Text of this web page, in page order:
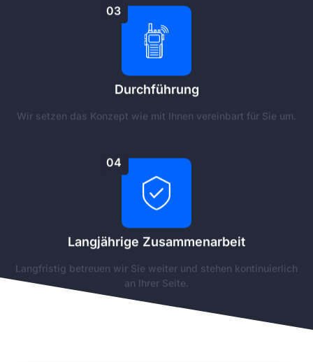
03
Durchführung
Wir setzen das Konzept wie mit Ihnen vereinbart für Sie um.
04
Langjährige Zusammenarbeit
Langfristig betreuen wir Sie weiter und stehen kontinuierlich
an Ihrer Seite.